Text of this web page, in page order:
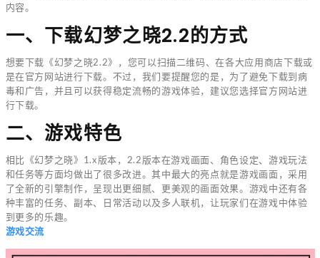
内容。
一、下载幻梦之晓2.2的方式
想要下载《幻梦之晓2.2》，您可以扫描二维码、在各大应用商店下载或
是在官方网站进行下载。不过，我们要提醒您的是，为了避免下载到病
毒和广告，并且可以获得稳定流畅的游戏体验，建议您选择官方网站进
行下载。
二、游戏特色
相比《幻梦之晓》1.x版本，2.2版本在游戏画面、角色设定、游戏玩法
和任务等方面均做出了很多改进。其中最大的亮点就是游戏画面，采用
了全新的引擎制作，呈现出更细腻、更美观的画面效果。游戏中还有各
种丰富的任务、副本、日常活动以及多人联机，让玩家们在游戏中体验
到更多的乐趣。
游戏交流